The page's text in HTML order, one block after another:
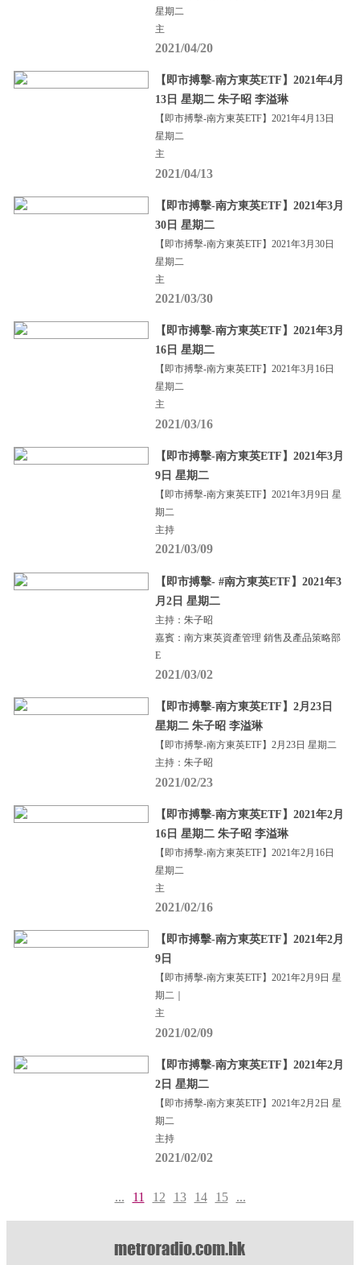
星期二
主
2021/04/20
【即市搏擊-南方東英ETF】2021年4月
13日 星期二 朱子昭 李溢琳
【即市搏擊-南方東英ETF】2021年4月13日
星期二
主
2021/04/13
【即市搏擊-南方東英ETF】2021年3月
30日 星期二
【即市搏擊-南方東英ETF】2021年3月30日
星期二
主
2021/03/30
【即市搏擊-南方東英ETF】2021年3月
16日 星期二
【即市搏擊-南方東英ETF】2021年3月16日
星期二
主
2021/03/16
【即市搏擊-南方東英ETF】2021年3月
9日 星期二
【即市搏擊-南方東英ETF】2021年3月9日 星
期二
主持
2021/03/09
【即市搏擊- #南方東英ETF】2021年3
月2日 星期二
主持：朱子昭
嘉賓：南方東英資產管理 銷售及產品策略部
E
2021/03/02
【即市搏擊-南方東英ETF】2月23日
星期二 朱子昭 李溢琳
【即市搏擊-南方東英ETF】2月23日 星期二
主持：朱子昭
2021/02/23
【即市搏擊-南方東英ETF】2021年2月
16日 星期二 朱子昭 李溢琳
【即市搏擊-南方東英ETF】2021年2月16日
星期二
主
2021/02/16
【即市搏擊-南方東英ETF】2021年2月
9日
【即市搏擊-南方東英ETF】2021年2月9日 星
期二｜
主
2021/02/09
【即市搏擊-南方東英ETF】2021年2月
2日 星期二
【即市搏擊-南方東英ETF】2021年2月2日 星
期二
主持
2021/02/02
... 11 12 13 14 15 ...